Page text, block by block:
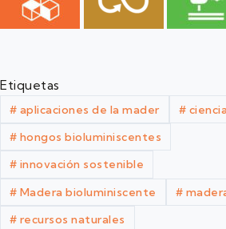
Etiquetas
# aplicaciones de la mader #
# hongos bioluminiscentes
# innovación sostenible
# Madera bioluminiscente #
# recursos naturales